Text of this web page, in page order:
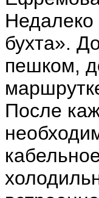
Недалеко
бухта».
пешком,
После